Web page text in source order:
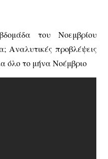
του Νοεμβρίου
Αναλυτικές προβλέψεις
όλο το μήνα Νοέμβριο